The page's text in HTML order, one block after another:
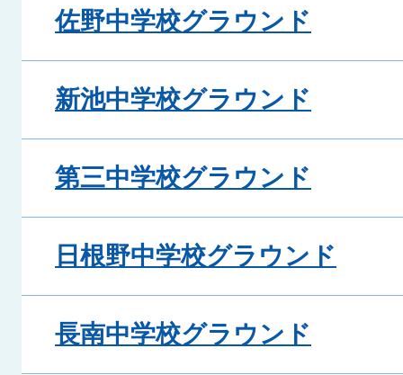
佐野中学校グラウンド
新池中学校グラウンド
第三中学校グラウンド
日根野中学校グラウンド
長南中学校グラウンド